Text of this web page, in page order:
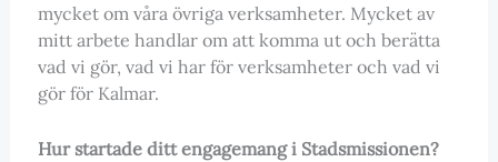
mycket om våra övriga verksamheter. Mycket av
mitt arbete handlar om att komma ut och berätta
vad vi gör, vad vi har för verksamheter och vad vi
gör för Kalmar.
Hur startade ditt engagemang i Stadsmissionen?